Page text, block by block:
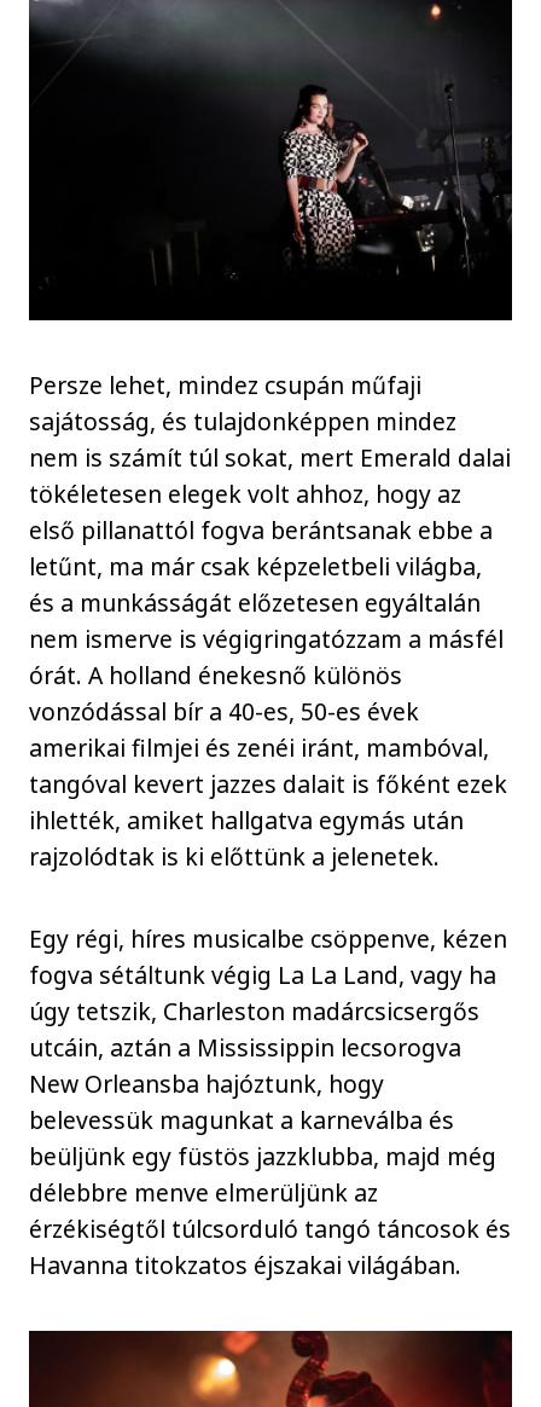
Persze lehet, mindez csupán műfaji
sajátosság, és tulajdonképpen mindez
nem is számít túl sokat, mert Emerald dalai
tökéletesen elegek volt ahhoz, hogy az
első pillanattól fogva berántsanak ebbe a
letűnt, ma már csak képzeletbeli világba,
és a munkásságát előzetesen egyáltalán
nem ismerve is végigringatózzam a másfél
órát. A holland énekesnő különös
vonzódással bír a 40-es, 50-es évek
amerikai filmjei és zenéi iránt, mambóval,
tangóval kevert jazzes dalait is főként ezek
ihlették, amiket hallgatva egymás után
rajzolódtak is ki előttünk a jelenetek.
Egy régi, híres musicalbe csöppenve, kézen
fogva sétáltunk végig La La Land, vagy ha
úgy tetszik, Charleston madárcsicsergős
utcáin, aztán a Mississippin lecsorogva
New Orleansba hajóztunk, hogy
belevessük magunkat a karneválba és
beüljünk egy füstös jazzklubba, majd még
délebbre menve elmerüljünk az
érzékiségtől túlcsorduló tangó táncosok és
Havanna titokzatos éjszakai világában.